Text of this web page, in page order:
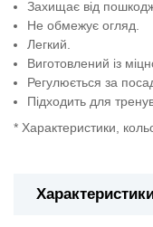
Захищає від
Не обмежує огляд.
Легкий.
Виготовлений із
Регулюється за
Підходить для
* Характеристики,